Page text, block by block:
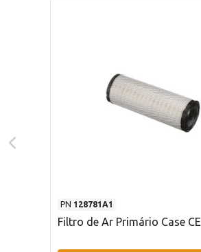
PN 128781A1
Filtro de Ar Primário Case CE